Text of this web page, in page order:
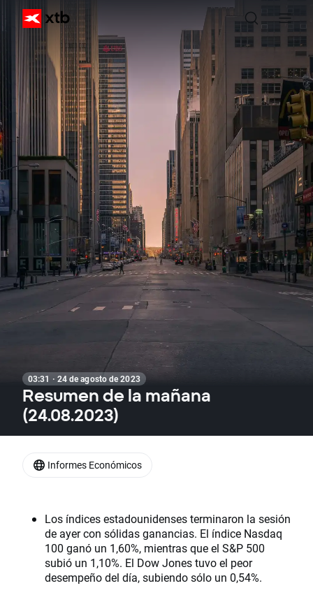
03:31 · 24 de agosto de 2023
Resumen de la mañana
(24.08.2023)
Los índices estadounidenses terminaron la sesión
de ayer con sólidas ganancias. El índice Nasdaq
100 ganó un 1,60%, mientras que el S&P 500
subió un 1,10%. El Dow Jones tuvo el peor
desempeño del día, subiendo sólo un 0,54%.
Informes Económicos